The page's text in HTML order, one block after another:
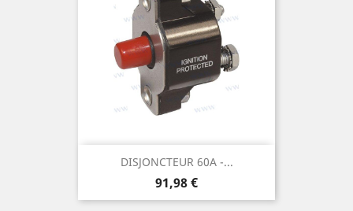
DISJONCTEUR 60A -...
Prix
91,98 €